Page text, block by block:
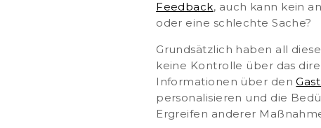
Feedback, auch kann kein
oder eine schlechte Sache?
Grundsätzlich haben all
keine Kontrolle über das
Informationen über den
personalisieren und die
Ergreifen anderer